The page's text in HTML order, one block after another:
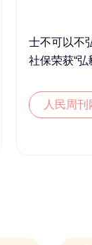
士不可以不
社保荣获“弘
人民周刊